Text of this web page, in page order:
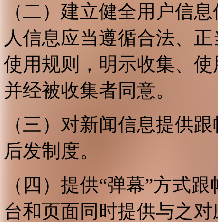
（二）建立健全用户信
人信息应当遵循合法、
使用规则，明示收集、
并经被收集者同意。
（三）对新闻信息提供
后发制度。
（四）提供“弹幕”方式
台和页面同时提供与之